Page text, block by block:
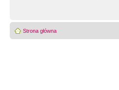
Strona główna